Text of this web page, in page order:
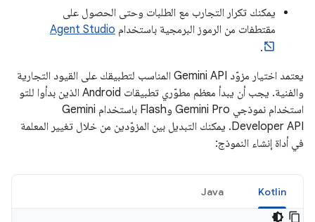
يمكنك تكرار التجارب مع الطلبات وحتى الحصول على
مقتطفات من الرموز البرمجية باستخدام Agent Studio
.
يعتمد اختيار مزوّد Gemini API المناسب لتطبيقك على القيود التجارية
والفنية. يجب أن يبدأ معظم مطوّري تطبيقات Android الذين بدأوا للتو
استخدام نموذجي Gemini Pro وFlash باستخدام Gemini
Developer API. يمكنك التبديل بين المزوّدين من خلال تغيير المعلمة
في أداة إنشاء النموذج:
Kotlin
Java